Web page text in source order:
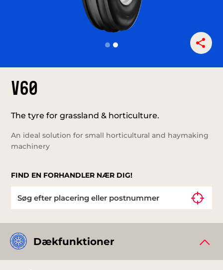
V60
The tyre for grassland & horticulture.
An ideal solution for small horticultural and haymaking
machinery
FIND EN FORHANDLER NÆR DIG!
Dækfunktioner